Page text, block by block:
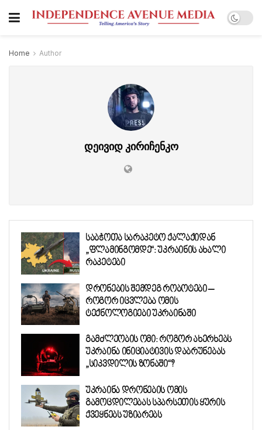
Home Author
დეივიდ კირიჩენკო
საბჭოთა სარაკეტო ქალაქიდან
„ფლამინგომდე“: უკრაინის ახალი
რაკეტები
დრონების შემდეგ რობოტები —
როგორ იცვლება ომის
ტექნოლოგიები უკრაინაში
გამძლეობის ომი: როგორ ახერხებს
უკრაინა ინიციატივის დაბრუნებას
„სიკვდილის ზონაში“?
უკრაინა დრონების ომის
გამოცდილებას სპარსეთის ყურის
ქვეყნებს უზიარებს